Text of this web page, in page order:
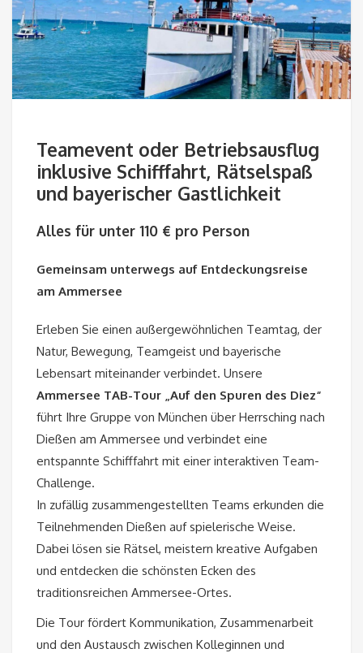
Teamevent oder Betriebsausflug
inklusive Schifffahrt, Rätselspaß
und bayerischer Gastlichkeit
Alles für unter 110 € pro Person
Gemeinsam unterwegs auf Entdeckungsreise
am Ammersee
Erleben Sie einen außergewöhnlichen Teamtag, der
Natur, Bewegung, Teamgeist und bayerische
Lebensart miteinander verbindet. Unsere
Ammersee TAB-Tour „Auf den Spuren des Diez“
führt Ihre Gruppe von München über Herrsching nach
Dießen am Ammersee und verbindet eine
entspannte Schifffahrt mit einer interaktiven Team-
Challenge.
In zufällig zusammengestellten Teams erkunden die
Teilnehmenden Dießen auf spielerische Weise.
Dabei lösen sie Rätsel, meistern kreative Aufgaben
und entdecken die schönsten Ecken des
traditionsreichen Ammersee-Ortes.
Die Tour fördert Kommunikation, Zusammenarbeit
und den Austausch zwischen Kolleginnen und